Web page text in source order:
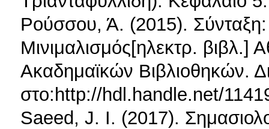
Ρούσσου, Ά. (2015). Σύνταξη:
Μινιμαλισμός[ηλεκτρ.
Ακαδημαϊκών Βιβλιοθηκών.
στο:http://hdl.handle.net/
Saeed, J. I. (2017).